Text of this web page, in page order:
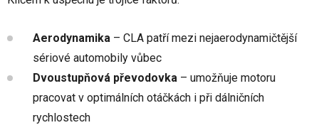
Aerodynamika – CLA patří mezi nejaerodynamičtější
sériové automobily vůbec
Dvoustupňová převodovka – umožňuje motoru
pracovat v optimálních otáčkách i při dálničních
rychlostech